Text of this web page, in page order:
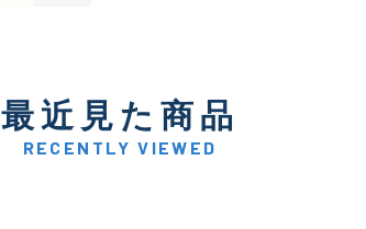
C-
い品
最近見た商品
RECENTLY VIEWED